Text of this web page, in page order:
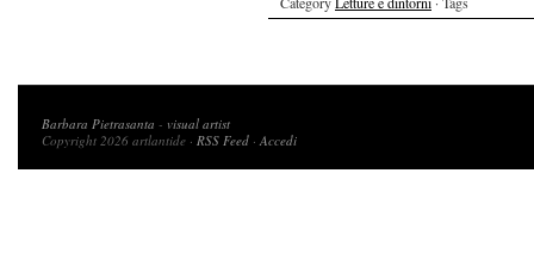
Barbara Pietrasanta - visual artist
Copyright 2026 artlantide · RSS Feed ·Accedi